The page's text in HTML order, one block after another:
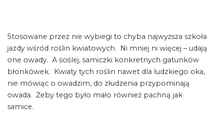
Stosowane przez nie wybiegi to chyba najwyższa szkoła
jazdy wśród roślin kwiatowych. Ni mniej ni więcej – udają
one owady. A ściślej, samiczki konkretnych gatunków
błonkówek. Kwiaty tych roślin nawet dla ludzkiego oka,
nie mówiąc o owadzim, do złudzenia przypominają
owada. Żeby tego było mało również pachną jak
samice.